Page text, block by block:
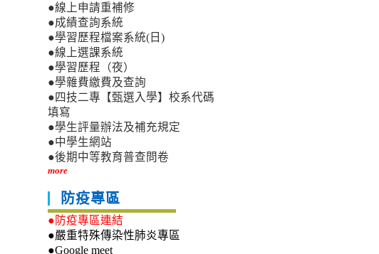
●線上申請重補修
●成績查詢系統
●學習歷程檔案系統(日)
●線上選課系統
●學習歷程（夜）
●學雜費繳費及查詢
●四技二專【甄選入學】校系代碼
填寫
●學生評量辦法及補充規定
●中學生網站
●後期中等教育普查問卷
more
防疫專區
●防疫專區連結
●嚴重特殊傳染性肺炎專區
●Google meet